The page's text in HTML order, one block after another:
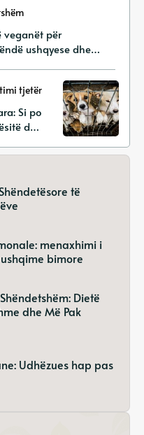
veganët për
ushqyese dhe
tjetër
Si po
dhe
avokimit
të
menaxhimi i
bimore
Dietë
dhe Më Pak
Udhëzues hap pas